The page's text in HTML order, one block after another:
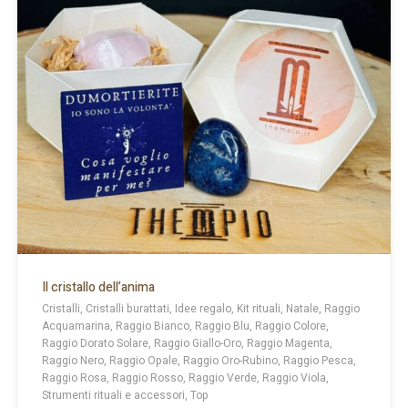
Il cristallo dell’anima
Cristalli, Cristalli burattati, Idee regalo, Kit rituali, Natale, Raggio
Acquamarina, Raggio Bianco, Raggio Blu, Raggio Colore,
Raggio Dorato Solare, Raggio Giallo-Oro, Raggio Magenta,
Raggio Nero, Raggio Opale, Raggio Oro-Rubino, Raggio Pesca,
Raggio Rosa, Raggio Rosso, Raggio Verde, Raggio Viola,
Strumenti rituali e accessori, Top